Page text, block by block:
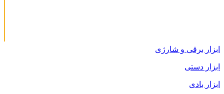
ابزار برقی و شارژی
ابزار دستی
ابزار بادی